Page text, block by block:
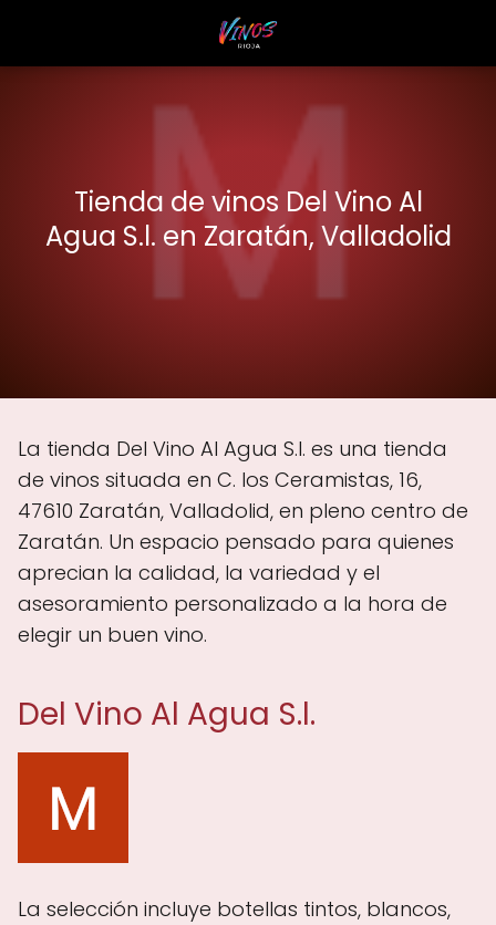
Tienda de vinos Del Vino Al
Agua S.l. en Zaratán, Valladolid
La tienda Del Vino Al Agua S.l. es una tienda
de vinos situada en C. los Ceramistas, 16,
47610 Zaratán, Valladolid, en pleno centro de
Zaratán. Un espacio pensado para quienes
aprecian la calidad, la variedad y el
asesoramiento personalizado a la hora de
elegir un buen vino.
Del Vino Al Agua S.l.
La selección incluye botellas tintos, blancos,